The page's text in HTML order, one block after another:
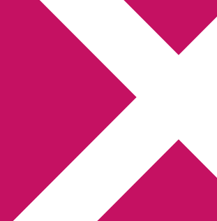
Deckare, kriminalromaner,
Hem Författarfemman
Webbshop Amazon
Bokbloggsjerka
Kriminalroman
You are here: Personligt
10 steg till att